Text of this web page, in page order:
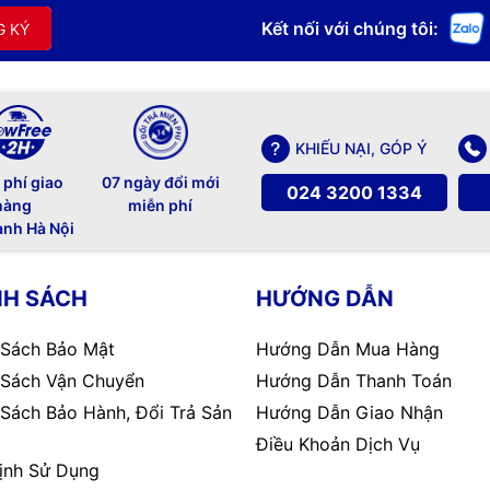
chiếu không dây thông minh
cung cấp hình ảnh chất lượng cao và tuổi
dễ dàng hơn bao giờ hết. Đây là giải pháp
cầu trình chiếu chuyên nghiệp một cách
hơn về sản phẩm:
KÝ Kết nối với chúng tôi:
phí giao
Hà Nội
07 ngày đổi mới
miễn phí
KHIẾU NẠI, GÓP Ý
024 3200 1334
SÁCH
Bảo Mật
Vận Chuyển
Bảo Hành, Đổi Trả Sản
Sử Dụng
HƯỚNG DẪN
Hướng Dẫn Mua Hàng
Hướng Dẫn Thanh Toán
Hướng Dẫn Giao Nhận
Điều Khoản Dịch Vụ